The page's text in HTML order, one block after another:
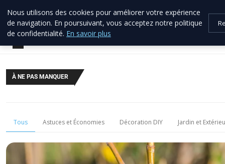
allo brico33
Votre expert bricolage en Gironde
À NE PAS MANQUER
Tous Astuces et Économies Décoration DIY Jardin et
Nous utilisons des cookies pour améliorer votre expérience
de navigation. En poursuivant, vous acceptez notre politique
de confidentialité. En savoir plus